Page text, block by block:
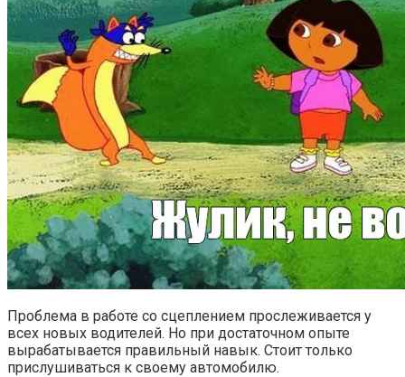
Проблема в работе со сцеплением прослеживается у
всех новых водителей. Но при достаточном опыте
вырабатывается правильный навык. Стоит только
прислушиваться к своему автомобилю.